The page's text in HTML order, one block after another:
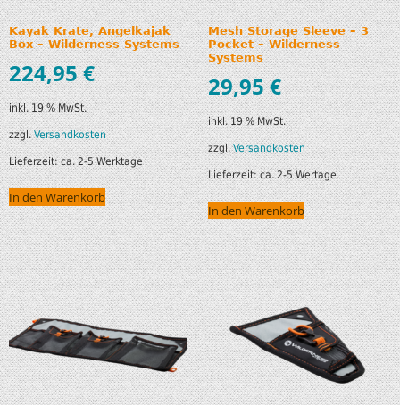
Kayak Krate, Angelkajak
Box – Wilderness Systems
224,95€
inkl. 19 % MwSt.
zzgl.Versandkosten
Lieferzeit:ca. 2-5 Werktage
In den Warenkorb
Mesh Storage Sleeve – 3
Pocket – Wilderness
Systems
29,95€
inkl. 19 % MwSt.
zzgl.Versandkosten
Lieferzeit:ca. 2-5 Wertage
In den Warenkorb